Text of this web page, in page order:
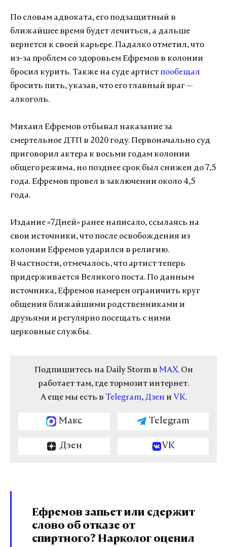
По словам адвоката, его подзащитный в
ближайшее время будет лечиться, а дальше
вернется к своей карьере. Падалко отметил, что
из-за проблем со здоровьем Ефремов в колонии
бросил курить. Также на суде артист пообещал
бросить пить, указав, что его главный враг —
алкоголь.
Михаил Ефремов отбывал наказание за
смертельное ДТП в 2020 году. Первоначально суд
приговорил актера к восьми годам колонии
общего режима, но позднее срок был снижен до 7,5
года. Ефремов провел в заключении около 4,5
года.
Издание «7Дней» ранее написало, ссылаясь на
свои источники, что после освобождения из
колонии Ефремов ударился в религию.
В частности, отмечалось, что артист теперь
придерживается Великого поста. По данным
источника, Ефремов намерен ограничить круг
общения ближайшими родственниками и
друзьями и регулярно посещать с ними
церковные службы.
Подпишитесь на Daily Storm в MAX. Он
работает там, где тормозит интернет.
А еще мы есть в Telegram, Дзен и VK.
Макс Telegram
Дзен VK
Ефремов запьет или сдержит
слово об отказе от
спиртного? Нарколог оценил